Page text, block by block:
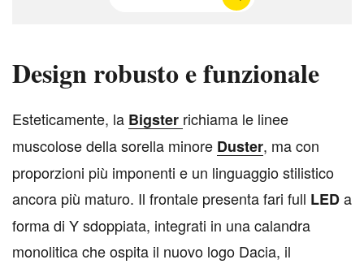
Design robusto e funzionale
Esteticamente, la Bigster richiama le linee
muscolose della sorella minore Duster, ma con
proporzioni più imponenti e un linguaggio stilistico
ancora più maturo. Il frontale presenta fari full LEDa
forma di Y sdoppiata, integrati in una calandra
monolitica che ospita il nuovo logo Dacia, il